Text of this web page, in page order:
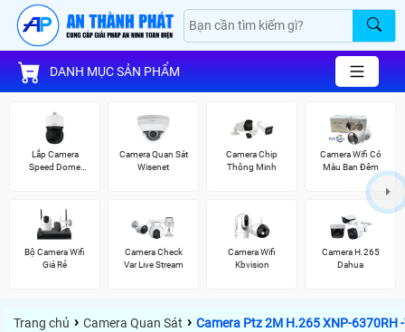
DANH MỤC SẢN PHẨM
Lắp Camera
Speed Dome
Camera Quan Sát
Wisenet
Camera Chip
Thông Minh
Camera Wifi Có
Màu Ban Đêm
Bộ Camera Wifi
Giá Rẻ
Camera Check
Var Live Stream
Camera Wifi
Kbvision
Camera H.265
Dahua
Trang chủ › Camera Quan Sát › Camera Ptz 2M H.265 XNP-6370RH